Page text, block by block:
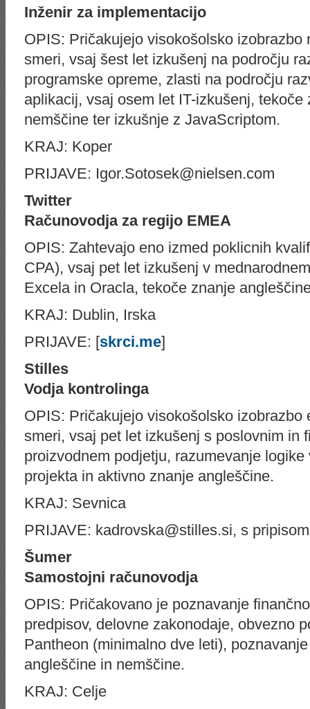
Inženir za implementacijo
OPIS: Pričakujejo visokošolsko izobrazbo
smeri, vsaj šest let izkušenj na področju
programske opreme, zlasti na področju
aplikacij, vsaj osem let IT-izkušenj, tekoče
nemščine ter izkušnje z JavaScriptom.
KRAJ: Koper
PRIJAVE: Igor.Sotosek@nielsen.com
Twitter
Računovodja za regijo EMEA
OPIS: Zahtevajo eno izmed poklicnih
CPA), vsaj pet let izkušenj v
Excela in Oracla, tekoče znanje
KRAJ: Dublin, Irska
PRIJAVE: [skrci.me]
Stilles
Vodja kontrolinga
OPIS: Pričakujejo visokošolsko izobrazbo
smeri, vsaj pet let izkušenj s poslovnim in
proizvodnem podjetju, razumevanje
projekta in aktivno znanje angleščine.
KRAJ: Sevnica
PRIJAVE: kadrovska@stilles.si, s
Šumer
Samostojni računovodja
OPIS: Pričakovano je poznavanje
predpisov, delovne zakonodaje, obvezno
Pantheon (minimalno dve leti),
angleščine in nemščine.
KRAJ: Celje